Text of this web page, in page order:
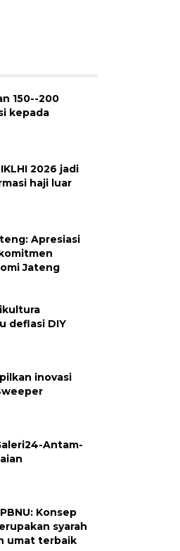
150--200
kepada
2026 jadi
haji luar
Apresiasi
Jateng
deflasi DIY
inovasi
Antam-
Konsep
syarah
umat terbaik